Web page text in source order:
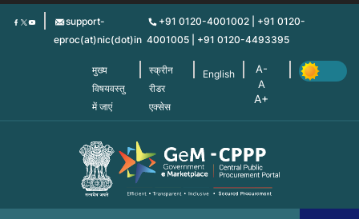
Skip
support-
eproc(at)nic(dot)in
+91 0120-4001002 | +91 0120-
4001005 | +91 0120-4493395
मुख्य
विषयवस्तु
में जाएं
स्क्रीन
रीडर
एक्सेस
English